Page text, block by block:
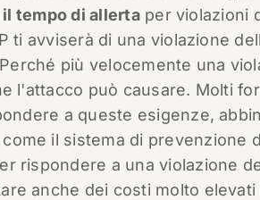
il tempo di allertaper violazioni
ti avviserà di una violazione
più velocemente una
l'attacco può causare. Molti
a queste esigenze,
come il sistema di prevenzione
rispondere a una violazione
anche dei costi molto elevati